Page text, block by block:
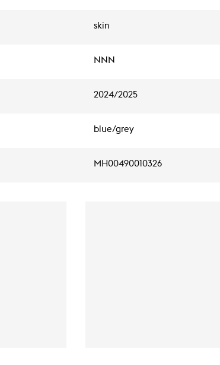
skin
NNN
2024/2025
blue/grey
MH00490010326